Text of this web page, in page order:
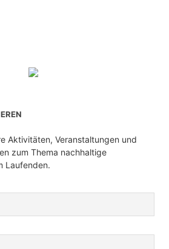
Aktivitäten, Veranstaltungen und
zum Thema nachhaltige
Laufenden.